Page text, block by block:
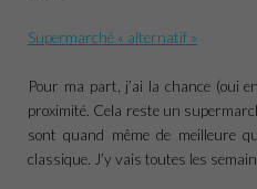
Supermarché « alternatif »
Pour ma part, j’ai la chance (oui
proximité. Cela reste un
sont quand même de meilleure
classique. J’y vais toutes les